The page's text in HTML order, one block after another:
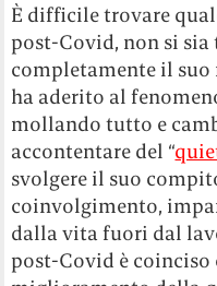
È difficile trovare
post-Covid, non si
completamente il
ha aderito al
mollando tutto e
accontentare del “
svolgere il suo
coinvolgimento,
dalla vita fuori dal
post-Covid è coinciso